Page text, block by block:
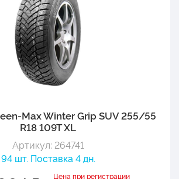
Max Winter Grip SUV 255/55
R18 109T XL
Артикул: 264741
94 шт. Поставка 4 дн.
Цена при регистрации